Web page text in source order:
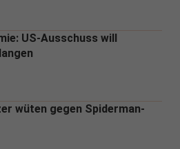
US-Ausschuss will
wüten gegen Spiderman-